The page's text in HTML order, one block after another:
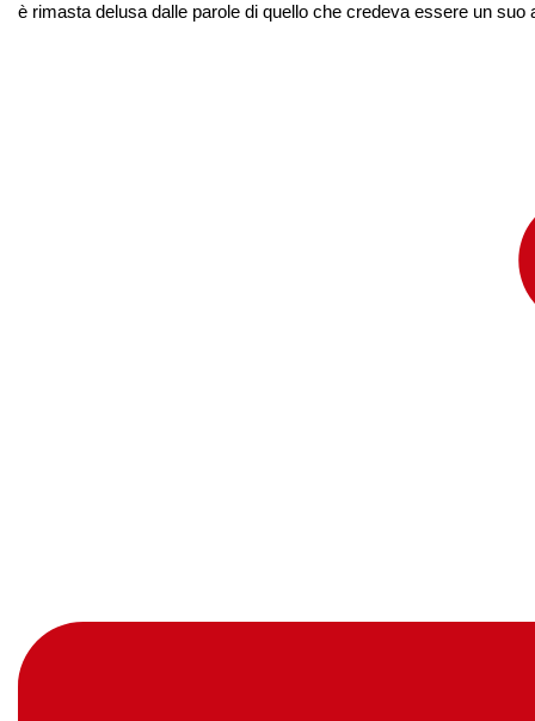
è rimasta delusa dalle parole di quello che credeva essere un